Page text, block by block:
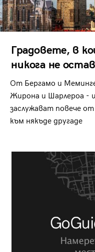
Градовете, в
никога не
От Бергамо и
Жирона и Шарлероа -
заслужават повече
към някъде другаде